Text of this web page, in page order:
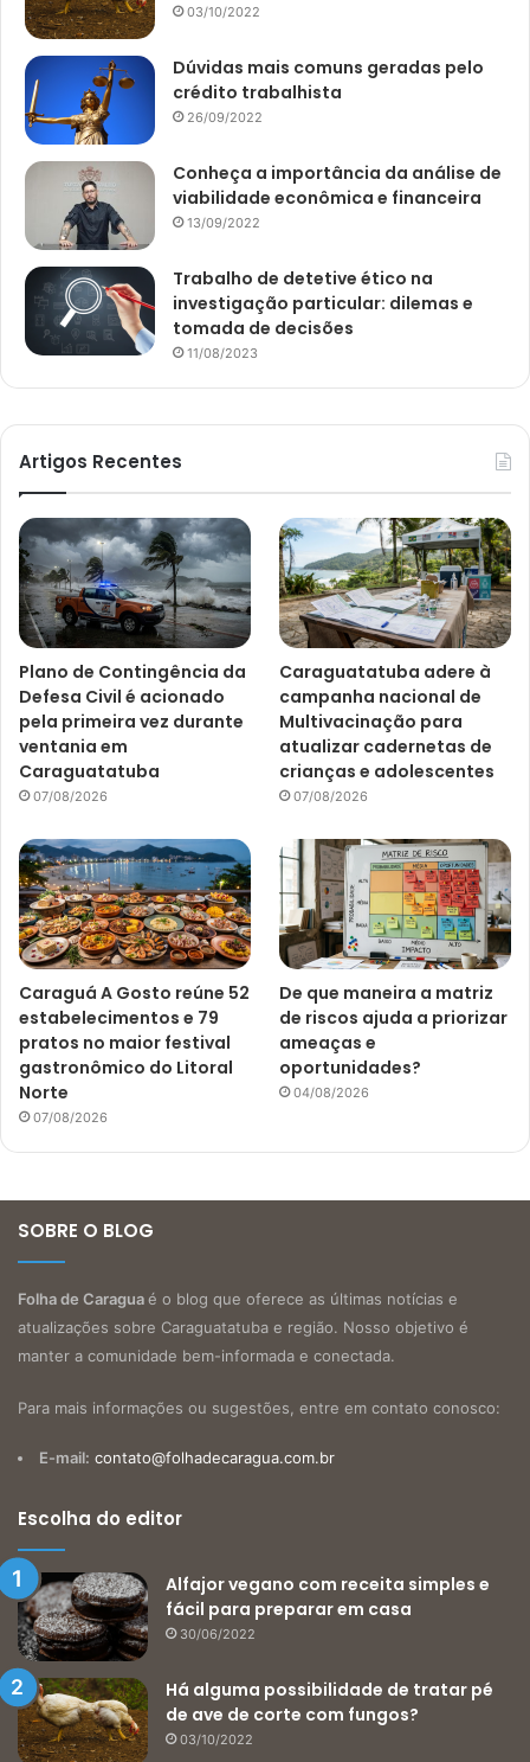
03/10/2022
Dúvidas mais comuns geradas pelo
crédito trabalhista
26/09/2022
Conheça a importância da análise de
viabilidade econômica e financeira
13/09/2022
Trabalho de detetive ético na
investigação particular: dilemas e
tomada de decisões
11/08/2023
Artigos Recentes
Plano de Contingência da
Defesa Civil é acionado
pela primeira vez durante
ventania em
Caraguatatuba
07/08/2026
Caraguatatuba adere à
campanha nacional de
Multivacinação para
atualizar cadernetas de
crianças e adolescentes
07/08/2026
Caraguá A Gosto reúne 52
estabelecimentos e 79
pratos no maior festival
gastronômico do Litoral
Norte
07/08/2026
De que maneira a matriz
de riscos ajuda a priorizar
ameaças e
oportunidades?
04/08/2026
SOBRE O BLOG
Folha de Caraguaé o blog que oferece as últimas notícias e
atualizações sobre Caraguatatuba e região. Nosso objetivo é
manter a comunidade bem-informada e conectada.
Para mais informações ou sugestões, entre em contato conosco:
E-mail: contato@folhadecaragua.com.br
Escolha do editor
Alfajor vegano com receita simples e
fácil para preparar em casa
30/06/2022
Há alguma possibilidade de tratar pé
de ave de corte com fungos?
03/10/2022